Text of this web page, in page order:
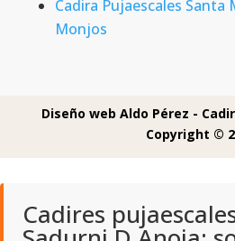
Cadira Pujaescales Santa
Monjos
Diseño web Aldo Pérez -
Copyright ©
Cadires